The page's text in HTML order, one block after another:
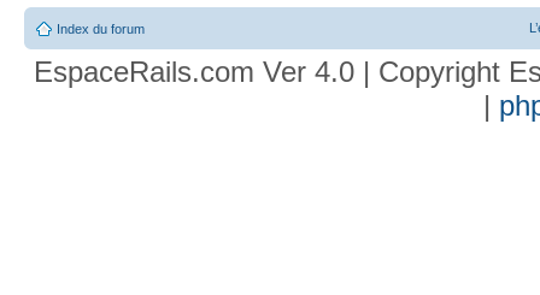
Index du forum
EspaceRails.com Ver 4.0 | Copyright
|